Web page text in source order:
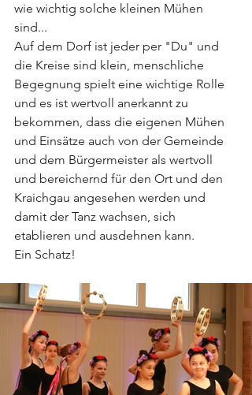
wie wichtig solche kleinen Mühen
sind...
Auf dem Dorf ist jeder per "Du" und
die Kreise sind klein, menschliche
Begegnung spielt eine wichtige Rolle
und es ist wertvoll anerkannt zu
bekommen, dass die eigenen Mühen
und Einsätze auch von der Gemeinde
und dem Bürgermeister als wertvoll
und bereichernd für den Ort und den
Kraichgau angesehen werden und
damit der Tanz wachsen, sich
etablieren und ausdehnen kann.
Ein Schatz!